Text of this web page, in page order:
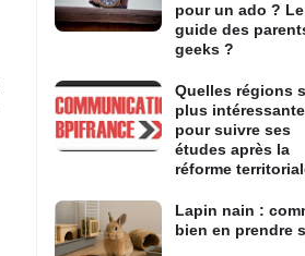
pour un ado ? Le
guide des
geeks ?
Quelles régions
plus
pour suivre ses
études après la
réforme
Lapin nain :
bien en prendre